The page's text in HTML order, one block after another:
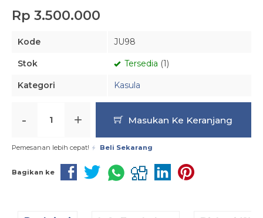
Rp 3.500.000
Kode JU98
Stok Tersedia (1)
Kategori Kasula
- + Masukan Ke Keranjang
Pemesanan lebih cepat! Beli Sekarang
Bagikan ke